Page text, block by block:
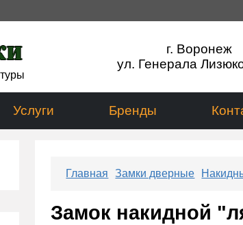
г. Воронеж
ул. Генерала
Услуги Бренды
Главная Замки дверные
Замок накидной